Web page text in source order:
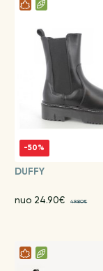
-50%
DUFFY
nuo 24.90€ 49.80€